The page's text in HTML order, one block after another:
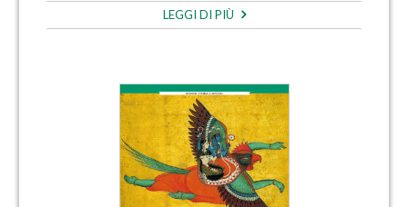
LEGGI DI PIÙ